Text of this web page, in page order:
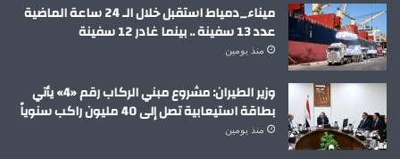
ميناء_دمياط استقبل خلال الـ 24 ساعة الماضية
عدد 13 سفينة .. بينما غادر 12 سفينة
منذ يومين
وزير الطيران: مشروع مبني الركاب رقم «4» يأتي
بطاقة استيعابية تصل إلى 40 مليون راكب سنوياً
منذ يومين